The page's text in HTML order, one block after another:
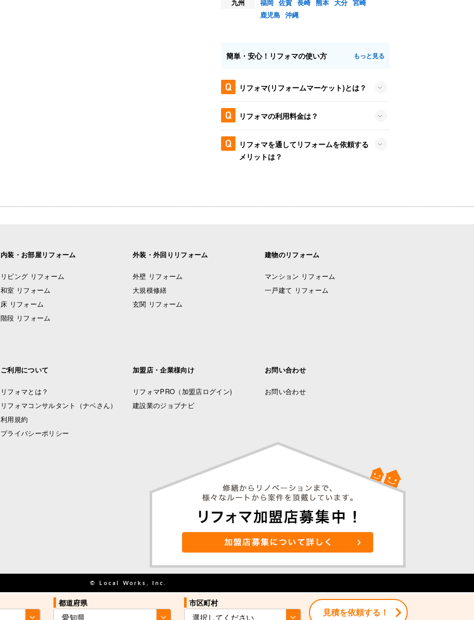
都道府県 市区町村
見積を依頼する！
お住まい近くの
業者をご紹介
見積を依頼する
九州
福岡 佐賀 長崎 熊本 大分 宮崎
鹿児島 沖縄
簡単・安心！リフォマの使い方 もっと見る
リフォマ(リフォームマーケット)とは？
リフォマの利用料金は？
リフォマを通してリフォームを依頼する
メリットは？
内装・お部屋リフォーム
リビング リフォーム
和室 リフォーム
床 リフォーム
階段 リフォーム
外装・外回りリフォーム
外壁 リフォーム
大規模修繕
玄関 リフォーム
建物のリフォーム
マンション リフォーム
一戸建て リフォーム
ご利用について
リフォマとは？
リフォマコンサルタント（ナベさん）
利用規約
プライバシーポリシー
加盟店・企業様向け
リフォマPRO （加盟店ログイン)
建設業のジョブナビ
お問い合わせ
お問い合わせ
© Local Works, Inc.
都道府県 市区町村
見積を依頼する！
お住まい近くの
業者をご紹介
見積を依頼する